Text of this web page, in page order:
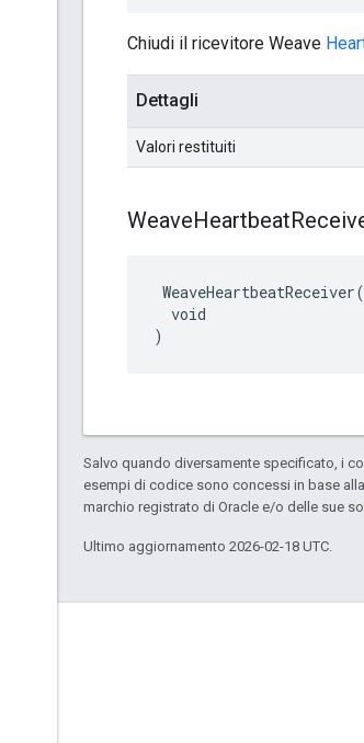
Chiudi il ricevitore Weave
Dettagli
Valori restituiti
WeaveHeartbeat
WeaveHeartbeatReceiver(
  void
)
Salvo quando diversamente specificato, i
esempi di codice sono concessi in base alla
marchio registrato di Oracle e/o delle sue
Ultimo aggiornamento 2026-02-18 UTC.